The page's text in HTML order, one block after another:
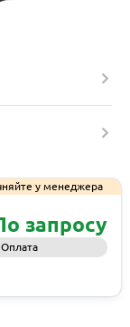
у менеджера
запросу
Оплата